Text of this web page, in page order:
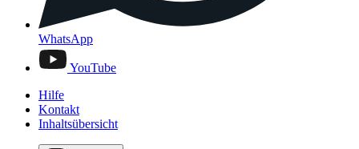
WhatsApp
YouTube
Hilfe
Kontakt
Inhaltsübersicht